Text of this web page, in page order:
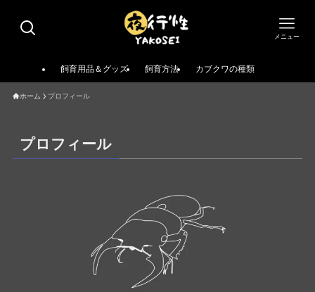
メニュー
飼育用品＆グッズ 飼育方法 カブクワの種類
ホーム プロフィール
プロフィール